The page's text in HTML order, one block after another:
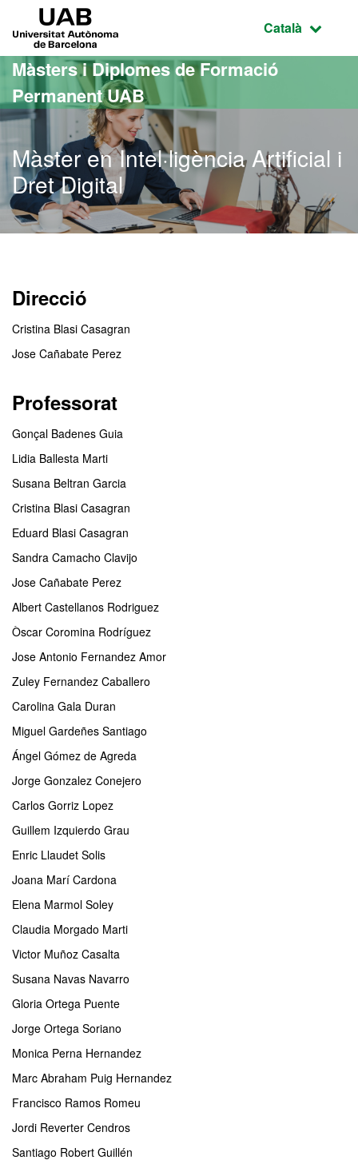
Ves al contingut principal
Ves a la navegació de la pàgina
Idioma
Català
Màsters i Diplomes de Formació
Permanent UAB
Màster en Intel·ligència Artificial i
Dret Digital
Direcció
Cristina Blasi Casagran
Jose Cañabate Perez
Professorat
Gonçal Badenes Guia
Lidia Ballesta Marti
Susana Beltran Garcia
Cristina Blasi Casagran
Eduard Blasi Casagran
Sandra Camacho Clavijo
Jose Cañabate Perez
Albert Castellanos Rodriguez
Òscar Coromina Rodríguez
Jose Antonio Fernandez Amor
Zuley Fernandez Caballero
Carolina Gala Duran
Miguel Gardeñes Santiago
Ángel Gómez de Agreda
Jorge Gonzalez Conejero
Carlos Gorriz Lopez
Guillem Izquierdo Grau
Enric Llaudet Solis
Joana Marí Cardona
Elena Marmol Soley
Claudia Morgado Marti
Victor Muñoz Casalta
Susana Navas Navarro
Gloria Ortega Puente
Jorge Ortega Soriano
Monica Perna Hernandez
Marc Abraham Puig Hernandez
Francisco Ramos Romeu
Jordi Reverter Cendros
Santiago Robert Guillén